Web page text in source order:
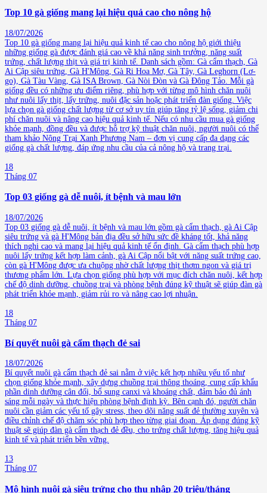
Top 10 gà giống mang lại hiệu quả cao cho nông hộ
18/07/2026
Top 10 gà giống mang lại hiệu quả kinh tế cao cho nông hộ giới thiệu
những giống gà được đánh giá cao về khả năng sinh trưởng, năng suất
trứng, chất lượng thịt và giá trị kinh tế. Danh sách gồm: Gà cẩm thạch, Gà
Ai Cập siêu trứng, Gà H'Mông, Gà Ri Hoa Mơ, Gà Tây, Gà Leghorn (Lơ-
go), Gà Tàu Vàng, Gà ISA Brown, Gà Nòi Đòn và Gà Đông Tảo. Mỗi gà
giống đều có những ưu điểm riêng, phù hợp với từng mô hình chăn nuôi
như nuôi lấy thịt, lấy trứng, nuôi đặc sản hoặc phát triển đàn giống. Việc
lựa chọn gà giống chất lượng từ cơ sở uy tín giúp tăng tỷ lệ sống, giảm chi
phí chăn nuôi và nâng cao hiệu quả kinh tế. Nếu có nhu cầu mua gà giống
khỏe mạnh, đồng đều và được hỗ trợ kỹ thuật chăn nuôi, người nuôi có thể
tham khảo Nông Trại Xanh Phương Nam – đơn vị cung cấp đa dạng các
giống gà chất lượng, đáp ứng nhu cầu của cả nông hộ và trang trại.
18
Tháng 07
Top 03 giống gà dễ nuôi, ít bệnh và mau lớn
18/07/2026
Top 03 giống gà dễ nuôi, ít bệnh và mau lớn gồm gà cẩm thạch, gà Ai Cập
siêu trứng và gà H'Mông bản địa đều sở hữu sức đề kháng tốt, khả năng
thích nghi cao và mang lại hiệu quả kinh tế ổn định. Gà cẩm thạch phù hợp
nuôi lấy trứng kết hợp làm cảnh, gà Ai Cập nổi bật với năng suất trứng cao,
còn gà H'Mông được ưa chuộng nhờ chất lượng thịt thơm ngon và giá trị
thương phẩm lớn. Lựa chọn giống phù hợp với mục đích chăn nuôi, kết hợp
chế độ dinh dưỡng, chuồng trại và phòng bệnh đúng kỹ thuật sẽ giúp đàn gà
phát triển khỏe mạnh, giảm rủi ro và nâng cao lợi nhuận.
18
Tháng 07
Bí quyết nuôi gà cẩm thạch đẻ sai
18/07/2026
Bí quyết nuôi gà cẩm thạch đẻ sai nằm ở việc kết hợp nhiều yếu tố như
chọn giống khỏe mạnh, xây dựng chuồng trại thông thoáng, cung cấp khẩu
phần dinh dưỡng cân đối, bổ sung canxi và khoáng chất, đảm bảo đủ ánh
sáng mỗi ngày và thực hiện phòng bệnh định kỳ. Bên cạnh đó, người chăn
nuôi cần giảm các yếu tố gây stress, theo dõi năng suất đẻ thường xuyên và
điều chỉnh chế độ chăm sóc phù hợp theo từng giai đoạn. Áp dụng đúng kỹ
thuật sẽ giúp đàn gà cẩm thạch đẻ đều, cho trứng chất lượng, tăng hiệu quả
kinh tế và phát triển bền vững.
13
Tháng 07
Mô hình nuôi gà siêu trứng cho thu nhập 20 triệu/tháng